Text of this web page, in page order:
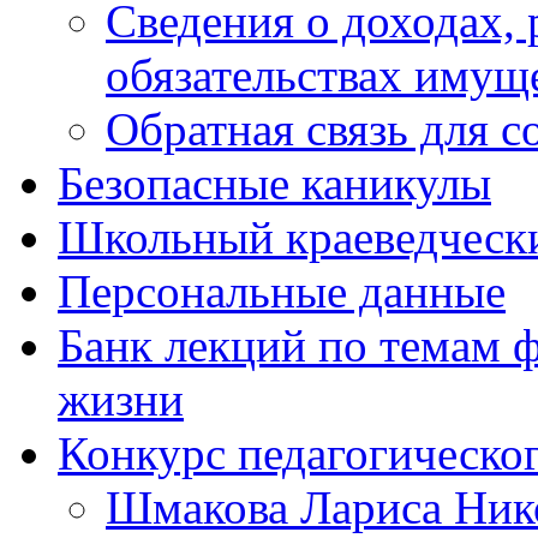
Сведения о доходах,
обязательствах
Обратная связь для
Безопасные каникулы
Школьный
Персональные данные
Банк лекций по темам
жизни
Конкурс
Шмакова Лариса